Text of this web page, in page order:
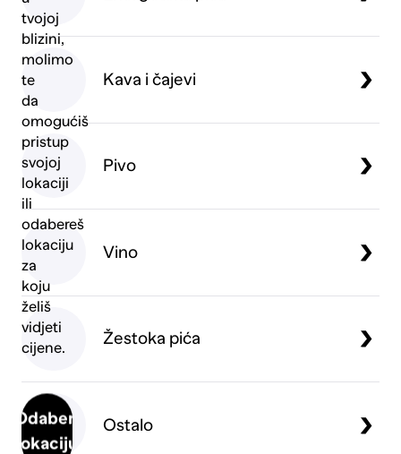
tvojoj
blizini,
molimo
te
da
omogućiš
pristup
svojoj
lokaciji
ili
odabereš
lokaciju
za
koju
želiš
vidjeti
cijene.
Odaberi
lokaciju
Kava i čajevi
Pivo
Vino
Žestoka pića
Ostalo